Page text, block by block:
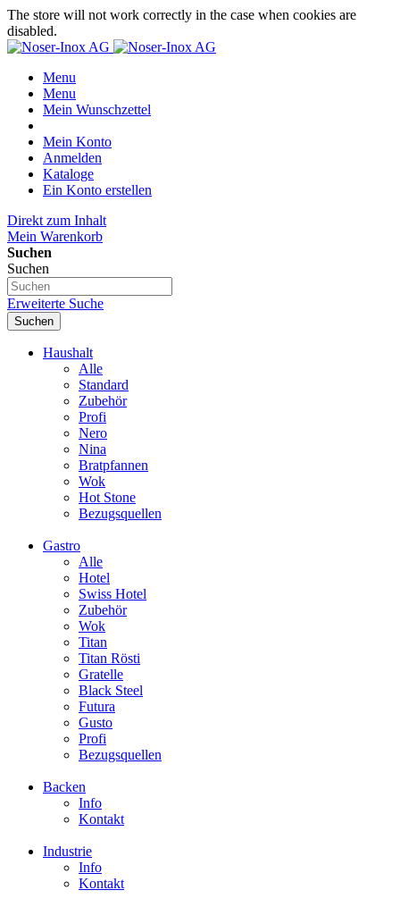
The store will not work correctly in the case when cookies are
disabled.
Menu
Menu
Mein Wunschzettel
Mein Konto
Anmelden
Kataloge
Ein Konto erstellen
Direkt zum Inhalt
Mein Warenkorb
Suchen
Suchen
Erweiterte Suche
Suchen
Haushalt
Alle
Standard
Zubehör
Profi
Nero
Nina
Bratpfannen
Wok
Hot Stone
Bezugsquellen
Gastro
Alle
Hotel
Swiss Hotel
Zubehör
Wok
Titan
Titan Rösti
Gratelle
Black Steel
Futura
Gusto
Profi
Bezugsquellen
Backen
Info
Kontakt
Industrie
Info
Kontakt